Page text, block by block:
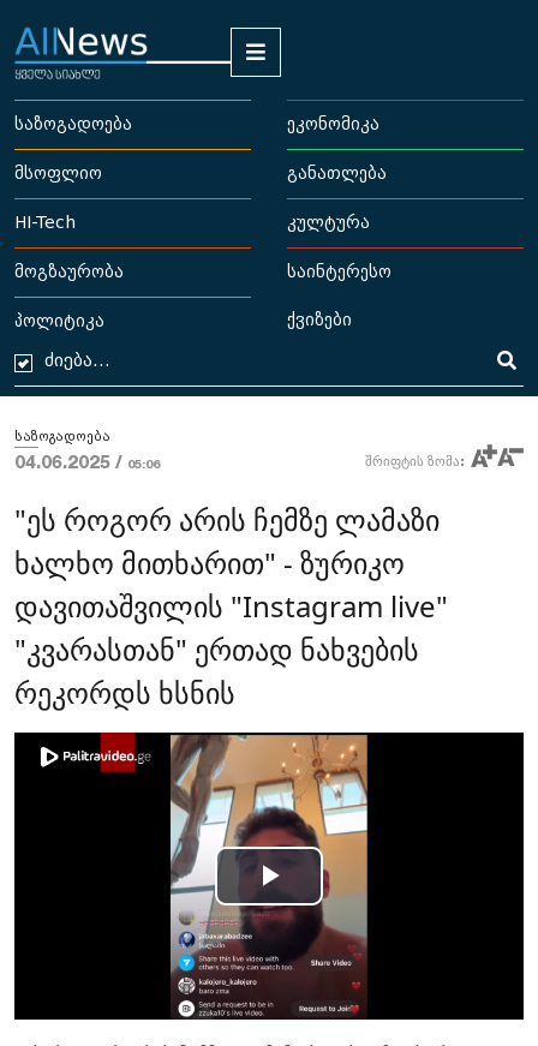
საზოგადოება ეკონომიკა
მსოფლიო განათლება
HI-Tech კულტურა
მოგზაურობა საინტერესო
პოლიტიკა ქვიზები
საზოგადოება
04.06.2025 / 05:06 შრიფტის ზომა:
"ეს როგორ არის ჩემზე ლამაზი
ხალხო მითხარით" - ზურიკო
დავითაშვილის "Instagram live"
"კვარასთან" ერთად ნახვების
რეკორდს ხსნის
Play
Video